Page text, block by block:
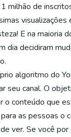
milhão de
visualizações
E na maioria
dia decidiram
algoritmo do
seu canal. O
o conteúdo que
as pessoas o
ver. Se você por